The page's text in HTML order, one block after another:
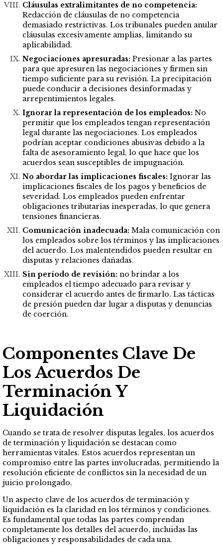
Cláusulas extralimitantes de no competencia:
Redacción de cláusulas de no competencia
demasiado restrictivas. Los tribunales pueden anular
cláusulas excesivamente amplias, limitando su
aplicabilidad.
Negociaciones apresuradas: Presionar a las partes
para que apresuren las negociaciones y firmen sin
tiempo suficiente para su revisión. La precipitación
puede conducir a decisiones desinformadas y
arrepentimientos legales.
Ignorar la representación de los empleados: No
permitir que los empleados tengan representación
legal durante las negociaciones. Los empleados
podrían aceptar condiciones abusivas debido a la
falta de asesoramiento legal, lo que hace que los
acuerdos sean susceptibles de impugnación.
No abordar las implicaciones fiscales: Ignorar las
implicaciones fiscales de los pagos y beneficios de
severidad. Los empleados pueden enfrentar
obligaciones tributarias inesperadas, lo que genera
tensiones financieras.
Comunicación inadecuada: Mala comunicación con
los empleados sobre los términos y las implicaciones
del acuerdo. Los malentendidos pueden resultar en
disputas y relaciones dañadas.
Sin período de revisión: no brindar a los
empleados el tiempo adecuado para revisar y
considerar el acuerdo antes de firmarlo. Las tácticas
de presión pueden dar lugar a disputas y denuncias
de coerción.
Componentes Clave De
Los Acuerdos De
Terminación Y
Liquidación
Cuando se trata de resolver disputas legales, los acuerdos
de terminación y liquidación se destacan como
herramientas vitales. Estos acuerdos representan un
compromiso entre las partes involucradas, permitiendo la
resolución eficiente de conflictos sin la necesidad de un
juicio prolongado.
Un aspecto clave de los acuerdos de terminación y
liquidación es la claridad en los términos y condiciones.
Es fundamental que todas las partes comprendan
completamente los detalles del acuerdo, incluidas las
obligaciones y responsabilidades de cada una.